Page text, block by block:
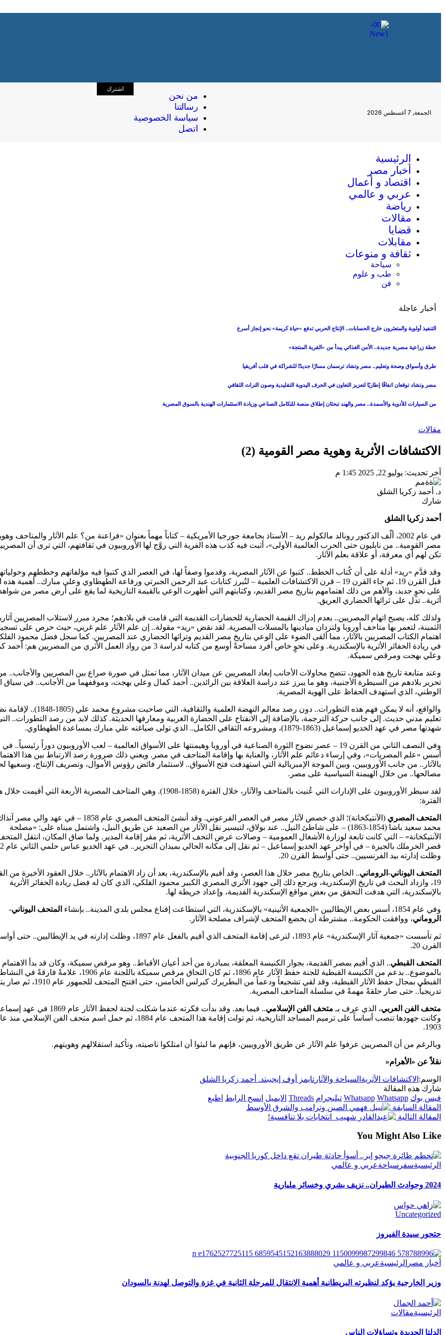
الجمعة, 7 أغسطس 2026
من نحن
رسالتنا
سياسة الخصوصية
اتصل
اشترك
الرئيسية
أخبار مصر
اقتصاد و أعمال
عربي و عالمي
رياضة
مقالات
قضايا
مقابلات
ثقافة و منوعات
سياحة
طب و علوم
فن
أخبار عاجلة
التنفيذ أولوية والمتعثرون خارج الحسابات.. الإنتاج الحربي تدفع «حياة كريمة» نحو إنجاز أسرع
خطة زراعية مصرية جديدة.. الأمن الغذائي يبدأ من «القرية المنتجة»
طرق وأسواق وصحة وتعليم.. مصر وتشاد ترسمان مسارًا جديدًا للشراكة في قلب أفريقيا
مصر وتشاد توقعان اتفاقًا إطاريًا لتعزيز التعاون في الحرف اليدوية التقليدية وصون التراث الثقافي
من السيارات للأدوية والأسمدة.. مصر والهند تبحثان إطلاق منصة للتكامل الصناعي وزيادة الاستثمارات الهندية بالسوق المصرية
مقالات
الاكتشافات الأثرية وهوية مصر القومية (2)
آخر تحديث: يوليو 22, 2025 1:45 م
د. أحمد زكريا الشلق
شارك
أحمد زكريا الشلق
في عام 2002، ألّف الدكتور رونالد مالكولم ريد – الأستاذ بجامعة جورجيا الأمريكية – كتاباً مهماً بعنوان «فراعنة من؟ علم الآثار والمتاحف
مصر القومية.. من نابليون حتى الحرب العالمية الأولى»، أثبت فيه كذب هذه الفرية التي روَّج لها الأوروبيون في ثقافتهم، التي ترى أن
تكن لهم أي معرفة، أو علاقة بعلم الآثار.
وقد قدَّم «ريد» أدلة على أن كُتاب الخطط.. كتبوا عن الآثار المصرية، وقدموا وصفاً لها، في العصر الذي كتبوا فيه مؤلفاتهم وخططهم
قبل القرن 19. ثم جاء القرن 19 – قرن الاكتشافات العلمية – لتُبرز كتابات عبد الرحمن الجبرتي ورفاعة الطهطاوي وعلي مبارك.. أهمية هذه
على نحوٍ جديد، والأهم من ذلك اهتمامهم بتاريخ مصر القديم، وكتابتهم التي أظهرت الوعي بالقيمة التاريخية لما يقع على أرض مصر من
أثرية.. تدل على ثرائها الحضاري العريق.
ولذلك كله، يصبح اتهام المصريين.. بعدم إدراك القيمة الحضارية للحضارات القديمة التي قامت في بلادهم؛ مجرد مبرر لاستلاب المصريين
الثمينة، لتعمر بها متاحف أوروبا ولتزدان ميادينها بالمسلات المصرية. لقد نقض «ريد» مقولة.. إن علم الآثار علم غربي، حيث حرص على
اهتمام الكتاب المصريين بالآثار، مما ألقى الضوء على الوعي بتاريخ مصر القديم وتراثها الحضاري عند المصريين. كما سجل فضل محمود
في ريادة الحفائر الأثرية بالإسكندرية. وعلى نحوٍ خاص أفرد مساحةً أوسع من كتابه لدراسة 3 من رواد العمل الأثري من المصريين
وعلي بهجت ومرقص سميكة.
وعند متابعة تاريخ هذه الجهود، تتضح محاولات الأجانب إبعاد المصريين عن ميدان الآثار، مما تمثل في صورة صراع بين المصريين والأجانب..
تحرير بلادهم من السيطرة الأجنبية، وهو ما يبرز عند دراسة العلاقة بين الرائدين.. أحمد كمال وعلي بهجت، وموقفهما من الأجانب.. في سياق
الوطني، الذي استهدف الحفاظ على الهوية المصرية.
والواقع، أنه لا يمكن فهم هذه التطورات.. دون رصد معالم النهضة العلمية والثقافية، التي صاحبت مشروع
تعليم مدني حديث. إلى جانب حركة الترجمة، بالإضافة إلى الانفتاح على الحضارة الغربية ومعارفها الحديثة. كذلك لابد من رصد التطورات..
شهدتها مصر في عهد الخديو إسماعيل (1863-1879)، ومشروعه الثقافي الكامل.. الذي تولى صياغته علي مبارك بمساعدة الطهطاوي.
وفي النصف الثاني من القرن 19 – عصر نضوج الثورة الصناعية في أوروبا وهيمنتها على الأسواق العالمية – لعب الأوروبيون دوراً رئيسياً..
أسس «علم المصريات»، وفي إرساء دعائم علم الآثار، والعناية بها وإقامة المتاحف في مصر. ويعني ذلك ضرورة رصد الارتباط بين هذا
بالآثار.. من جانب الأوروبيين، وبين الموجة الإمبريالية التي استهدفت فتح الأسواق.. لاستثمار فائض رؤوس الأموال، وتصريف الإنتاج، وسعيها
مصالحها.. من خلال الهيمنة السياسية على مصر.
لقد سيطر الأوروبيون على الإدارات التي عُنيت بالمتاحف والآثار، خلال الفترة (1858-1908). وهي المتاحف المصرية الأربعة التي أقيمت
الفترة:
المتحف المصري
(الآنتيكخانة)؛ الذي خصص لآثار مصر في العصر الفرعوني. وقد أنشئ المتحف المصري عام 1858 – في عهد والي
محمد سعيد باشا (1854-1863) – على شاطئ النيل.. عند بولاق، لتيسير نقل الآثار من الصعيد عن طريق النيل، واشتمل مبناه على: «مصلحة
الآنتيكخانة» – التي كانت تابعة لوزارة الأشغال العمومية – وصالات عرض التحف الأثرية، ثم مقر إقامة المدير. ولما ضاق المكان، انتقل
وظلت إدارته بيد الفرنسيين.. حتى أواسط القرن 20.
المتحف اليوناني-الروماني.. الخاص بتاريخ مصر خلال هذا العصر، وقد أقيم بالإسكندرية، بعد أن زاد الاهتمام بالآثار.. خلال العقود الأخيرة من
19، وازداد البحث في تاريخ الإسكندرية، ويرجع ذلك إلى جهود الأثري المصري الكبير محمود الفلكي، الذي كان له فضل ريادة الحفائر الأثرية
بالإسكندرية، التي هدفت التحقق من بعض مواقع الإسكندرية القديمة، وإعداد خريطة لها.
وفي عام 1854، أسس بعض الإيطاليين «الجمعية الأثينية» بالإسكندرية، التي استطاعت إقناع مجلس بلدي المدينة.. بإنشاء
المتحف اليوناني-
الروماني، ووافقت الحكومة.. مشترطة أن يخضع المتحف لإشراف مصلحة الآثار.
ثم تأسست «جمعية آثار الإسكندرية» عام 1893، لترعى إقامة المتحف الذي أقيم بالفعل عام 1897، وظلت إدارته في يد الإيطاليين..
القرن 20.
المتحف القبطي.. الذي أقيم بمصر القديمة، بجوار الكنيسة المعلقة، بمبادرة من أحد أعيان الأقباط.. وهو مرقص سميكة، وكان قد بدأ الاهتمام
بالموضوع.. بدعم من الكنيسة القبطية للجنة حفظ الآثار عام 1896، ثم كان التحاق مرقص سميكة باللجنة عام 1906، علامةً فارقةً في النشاط
القبطي بمجال حفظ الآثار القبطية، وقد لقي تشجيعاً ودعماً من البطريرك كيرلس الخامس، حتى
تدريجياً.. حتى صار حلقةً مهمةً في سلسلة المتاحف المصرية.
متحف الفن العربي، الذي عرف بـ متحف الفن الإسلامي
.. فيما بعد. وقد بدأت فكرته عندما شكلت لجنة لحفظ الآثار عام 1869
وكانت جهودها تنصب أساساً على ترميم المساجد التاريخية، ثم تولت إقامة هذا المتحف عام 1884، ثم حمل اسم متحف الفن الإسلامي
1903.
وبالرغم من أن المصريين عرفوا علم الآثار عن طريق الأوروبيين، فإنهم ما لبثوا أن امتلكوا ناصيته، وتأكيد استقلالهم وهويتهم.
نقلاً عن «الأهرام«
الوسم: الاكتشافات الأثرية السياحة والآثار تايمز أوف إيجيبتد. أحمد زكريا الشلق
شارك هذه المقالة
فيس بوك
Whatsapp Whatsapp تيليجرام Threads الايميل انسخ الرابط اطبع
المقالة السابقة
الصين وترامب والشرق الأوسط
المقالة التالية
انتخابات بلا تنافسية!
You Might Also Like
الرئيسيةسفر سياحةعربي و عالمي
2024 وحوادث الطيران.. نزيف بشري وخسائر مليارية
Uncategorized
حتحور سيدة الفيروز
أخبار مصر الرئيسيةعربي و عالمي
وزير الخارجية يؤكد لنظيرته البريطانية أهمية الانتقال للمرحلة الثانية في غزة والتوصل لهدنة بالسودان
الرئيسيةمقالات
الدلتا الجديدة وتساؤلات الناس